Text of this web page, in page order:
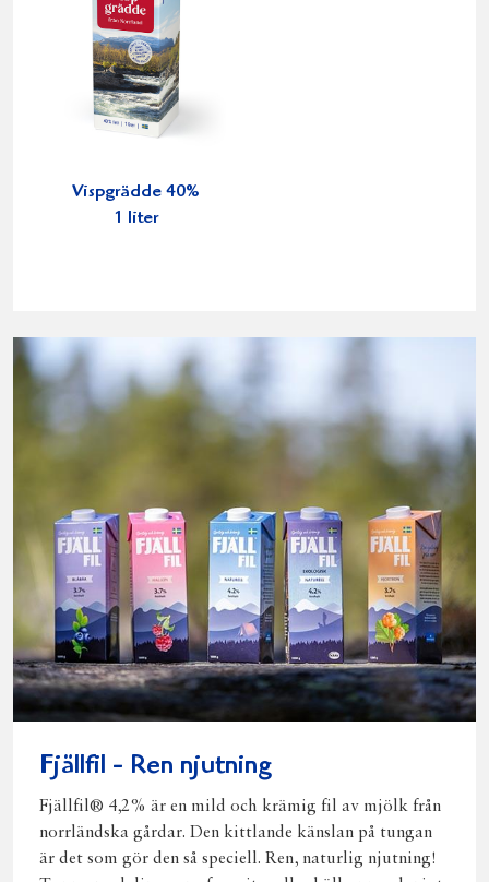
Vispgrädde 40%
1 liter
Fjällfil - Ren njutning
Fjällfil® 4,2% är en mild och krämig fil av mjölk från
norrländska gårdar. Den kittlande känslan på tungan
är det som gör den så speciell. Ren, naturlig njutning!